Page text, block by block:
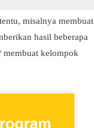
misalnya membuat
hasil beberapa
membuat kelompok